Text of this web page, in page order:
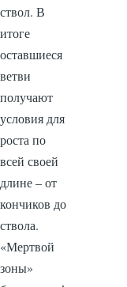
ствол. В
итоге
оставшиеся
ветви
получают
условия для
роста по
всей своей
длине – от
кончиков до
ствола.
«Мертвой
зоны»